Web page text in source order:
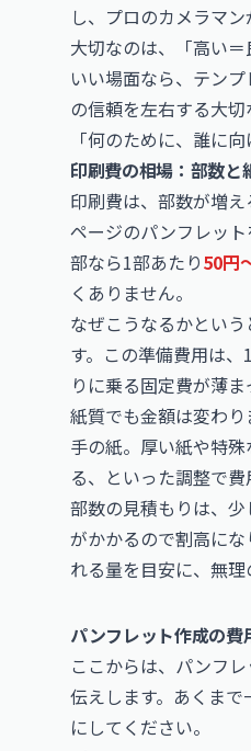
し、プロのカメラマ
大切なのは、「高い
いい場面なら、テン
の信頼を左右する大
「何のために、誰に
印刷費の相場：部数と
印刷費は、部数が増
ページのパンフレッ
部なら1部あたり50円
くありません。
なぜこうなるかとい
す。この準備費用は
りに乗る固定費が薄ま
紙質でも金額は変わ
手の紙。厚い紙や特
る、といった調整で費
部数の見積もりは、
がかかるので割高に
れる量を目安に、無理
パンフレット作成の費
ここからは、パンフ
伝えします。あくま
にしてください。